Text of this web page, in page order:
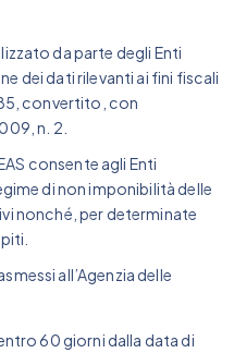
da parte degli Enti
dei dati rilevanti ai fini fiscali
convertito, con
n. 2.
consente agli Enti
di non imponibilità delle
nonché, per determinate
all’Agenzia delle
60 giorni dalla data di